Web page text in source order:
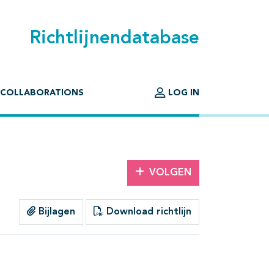
Richtlijnendatabase
COLLABORATIONS LOG IN
VOLGEN
Bijlagen Download richtlijn